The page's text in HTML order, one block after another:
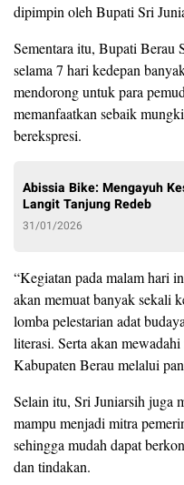
dipimpin oleh Bupati Sri
Sementara itu, Bupati Berau
selama 7 hari kedepan
mendorong untuk para
memanfaatkan sebaik
berekspresi.
Abissia Bike: Mengayuh
Langit Tanjung Redeb
31/01/2026
“Kegiatan pada malam hari
akan memuat banyak sekali
lomba pelestarian adat
literasi. Serta akan
Kabupaten Berau melalui
Selain itu, Sri Juniarsih juga
mampu menjadi mitra
sehingga mudah dapat
dan tindakan.